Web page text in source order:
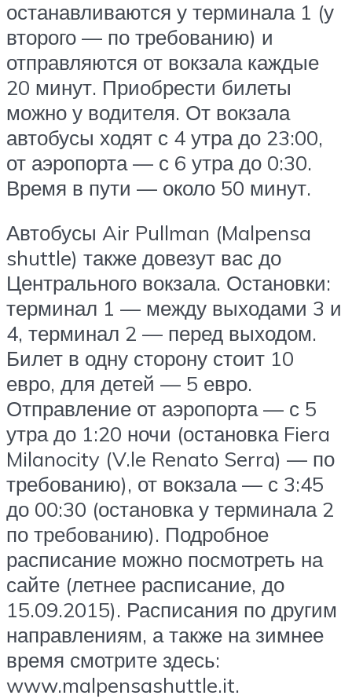
останавливаются у терминала 1 (у
второго — по требованию) и
отправляются от вокзала каждые
20 минут. Приобрести билеты
можно у водителя. От вокзала
автобусы ходят с 4 утра до 23:00,
от аэропорта — с 6 утра до 0:30.
Время в пути — около 50 минут.
Автобусы Air Pullman (Malpensa
shuttle) также довезут вас до
Центрального вокзала. Остановки:
терминал 1 — между выходами 3 и
4, терминал 2 — перед выходом.
Билет в одну сторону стоит 10
евро, для детей — 5 евро.
Отправление от аэропорта — с 5
утра до 1:20 ночи (остановка Fiera
Milanocity (V.le Renato Serra) — по
требованию), от вокзала — с 3:45
до 00:30 (остановка у терминала 2
по требованию). Подробное
расписание можно посмотреть на
сайте (летнее расписание, до
15.09.2015). Расписания по другим
направлениям, а также на зимнее
время смотрите здесь:
www.malpensashuttle.it.